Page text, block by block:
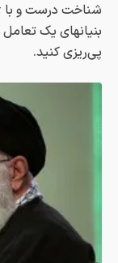
شناخت درست و با
بنیانهای یک
پی‌ریزی کنید.